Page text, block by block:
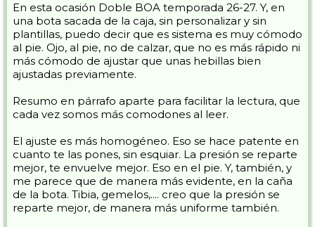
En esta ocasión Doble BOA temporada 26-27. Y, en
una bota sacada de la caja, sin personalizar y sin
plantillas, puedo decir que es sistema es muy cómodo
al pie. Ojo, al pie, no de calzar, que no es más rápido ni
más cómodo de ajustar que unas hebillas bien
ajustadas previamente.
Resumo en párrafo aparte para facilitar la lectura, que
cada vez somos más comodones al leer.
El ajuste es más homogéneo. Eso se hace patente en
cuanto te las pones, sin esquiar. La presión se reparte
mejor, te envuelve mejor. Eso en el pie. Y, también, y
me parece que de manera más evidente, en la caña
de la bota. Tibia, gemelos,.... creo que la presión se
reparte mejor, de manera más uniforme también.